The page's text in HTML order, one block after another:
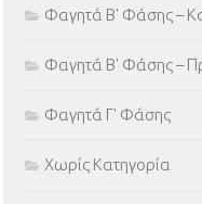
Φαγητά Β' Φάσης –
Φαγητά Β' Φάσης –
Φαγητά Γ' Φάσης
Χωρίς Κατηγορία